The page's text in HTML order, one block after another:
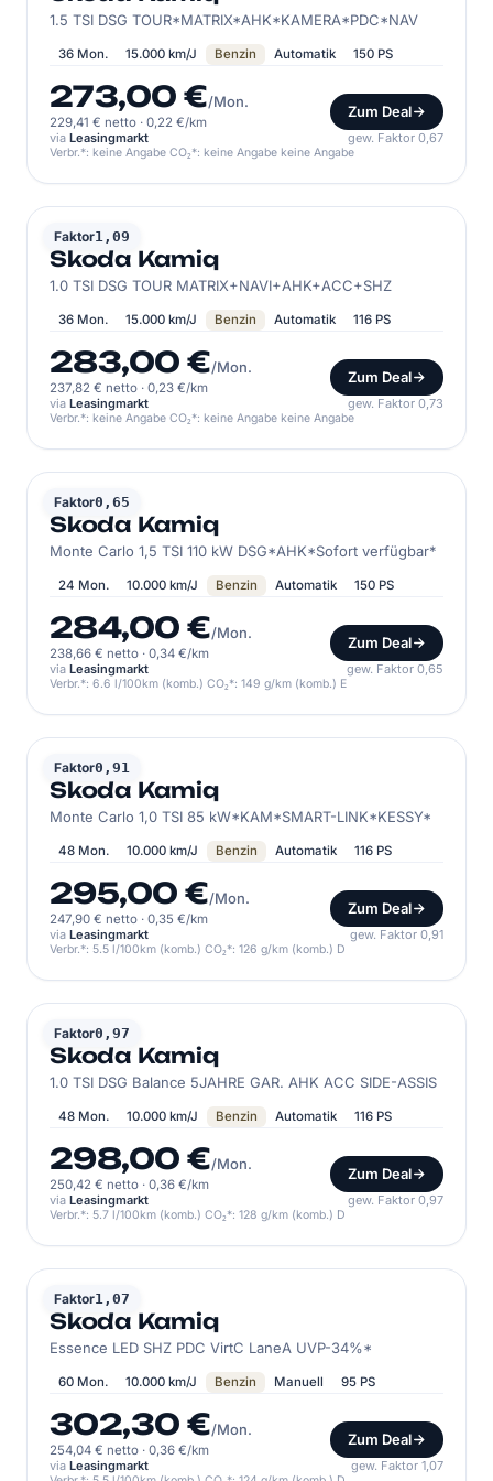
1.5 TSI DSG TOUR*MATRIX*AHK*KAMERA*PDC*NAV
36 Mon. 15.000 km/J Benzin Automatik 150 PS
273,00 €/Mon.
229,41 € netto · 0,22 €/km
Zum Deal
via Leasingmarkt gew. Faktor 0,67
Verbr.*: keine Angabe CO₂*: keine Angabe keine Angabe
Faktor1,09
SKODA
Skoda Kamiq
1.0 TSI DSG TOUR MATRIX+NAVI+AHK+ACC+SHZ
36 Mon. 15.000 km/J Benzin Automatik 116 PS
283,00 €/Mon.
237,82 € netto · 0,23 €/km
Zum Deal
via Leasingmarkt gew. Faktor 0,73
Verbr.*: keine Angabe CO₂*: keine Angabe keine Angabe
Faktor0,65
SKODA
Skoda Kamiq
Monte Carlo 1,5 TSI 110 kW DSG*AHK*Sofort verfügbar*
24 Mon. 10.000 km/J Benzin Automatik 150 PS
284,00 €/Mon.
238,66 € netto · 0,34 €/km
Zum Deal
via Leasingmarkt gew. Faktor 0,65
Verbr.*: 6.6 l/100km (komb.) CO₂*: 149 g/km (komb.) E
Faktor0,91
SKODA
Skoda Kamiq
Monte Carlo 1,0 TSI 85 kW*KAM*SMART-LINK*KESSY*
48 Mon. 10.000 km/J Benzin Automatik 116 PS
295,00 €/Mon.
247,90 € netto · 0,35 €/km
Zum Deal
via Leasingmarkt gew. Faktor 0,91
Verbr.*: 5.5 l/100km (komb.) CO₂*: 126 g/km (komb.) D
Faktor0,97
SKODA
Skoda Kamiq
1.0 TSI DSG Balance 5JAHRE GAR. AHK ACC SIDE-ASSIS
48 Mon. 10.000 km/J Benzin Automatik 116 PS
298,00 €/Mon.
250,42 € netto · 0,36 €/km
Zum Deal
via Leasingmarkt gew. Faktor 0,97
Verbr.*: 5.7 l/100km (komb.) CO₂*: 128 g/km (komb.) D
Faktor1,07
SKODA
Skoda Kamiq
Essence LED SHZ PDC VirtC LaneA UVP-34%*
60 Mon. 10.000 km/J Benzin Manuell 95 PS
302,30 €/Mon.
254,04 € netto · 0,36 €/km
Zum Deal
via Leasingmarkt gew. Faktor 1,07